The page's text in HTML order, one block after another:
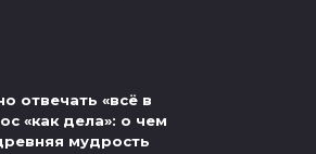
отвечать «всё в
«как дела»: о чем
мудрость